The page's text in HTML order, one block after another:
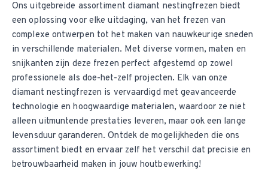
Ons uitgebreide assortiment diamant nestingfrezen biedt
een oplossing voor elke uitdaging, van het frezen van
complexe ontwerpen tot het maken van nauwkeurige sneden
in verschillende materialen. Met diverse vormen, maten en
snijkanten zijn deze frezen perfect afgestemd op zowel
professionele als doe-het-zelf projecten. Elk van onze
diamant nestingfrezen is vervaardigd met geavanceerde
technologie en hoogwaardige materialen, waardoor ze niet
alleen uitmuntende prestaties leveren, maar ook een lange
levensduur garanderen. Ontdek de mogelijkheden die ons
assortiment biedt en ervaar zelf het verschil dat precisie en
betrouwbaarheid maken in jouw houtbewerking!